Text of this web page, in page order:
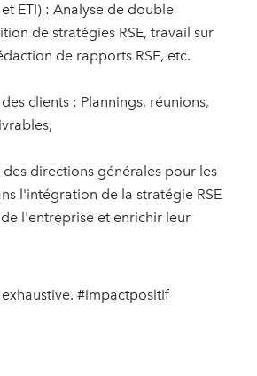
ETI) : Analyse de double
de stratégies RSE, travail sur
de rapports RSE, etc.
clients : Plannings, réunions,
directions générales pour les
l'intégration de la stratégie RSE
l'entreprise et enrichir leur
#impactpositif